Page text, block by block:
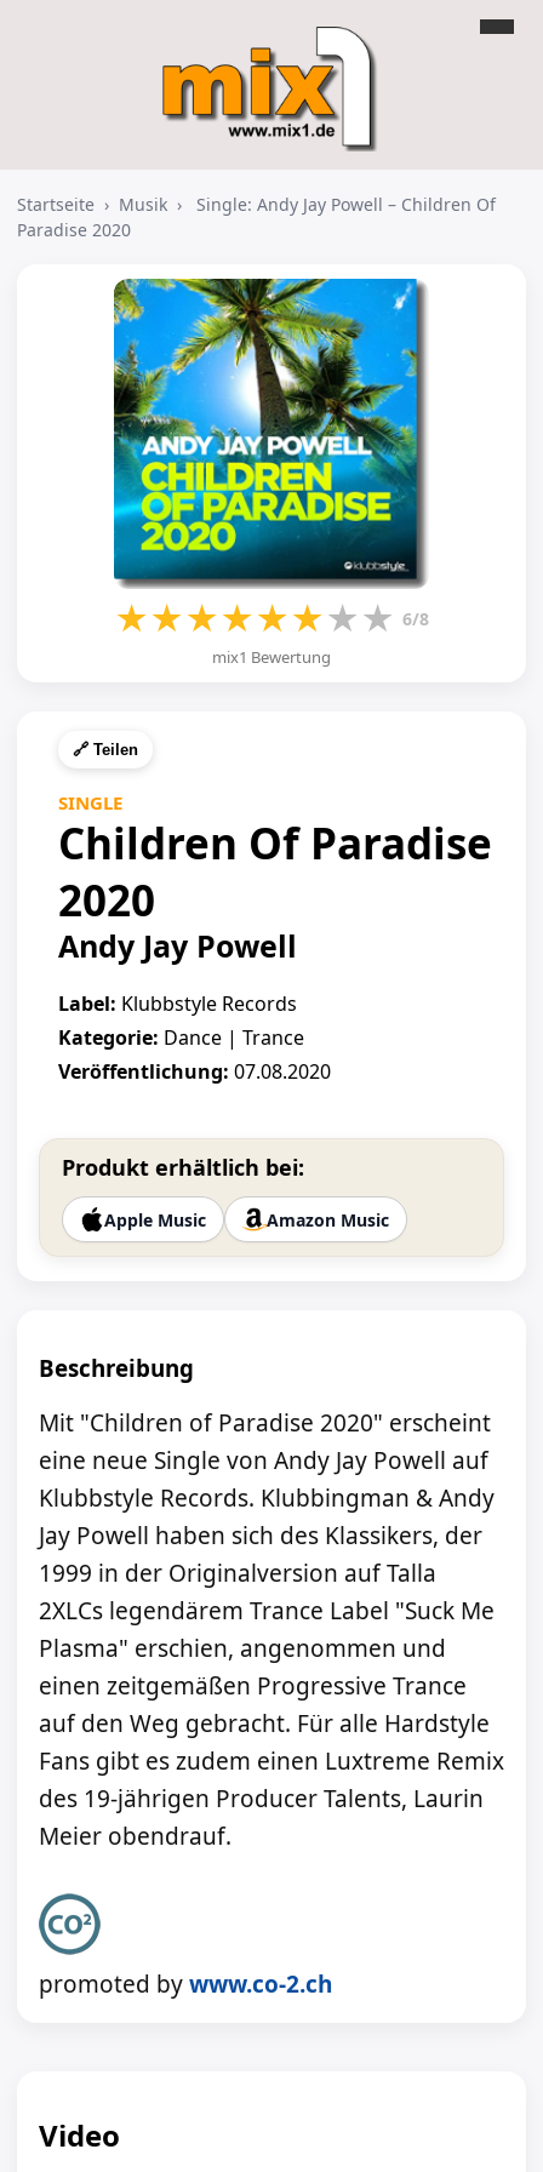
Startseite › Musik ›
Single: Andy Jay Powell – Children Of
Paradise 2020
★★★★★★★★ 6/8
mix1 Bewertung
🔗 Teilen
SINGLE
Children Of Paradise
2020
Andy Jay Powell
Label: Klubbstyle Records
Kategorie: Dance | Trance
Veröffentlichung: 07.08.2020
Produkt erhältlich bei:
Apple Music Amazon Music
Beschreibung
Mit "Children of Paradise 2020" erscheint
eine neue Single von Andy Jay Powell auf
Klubbstyle Records. Klubbingman & Andy
Jay Powell haben sich des Klassikers, der
1999 in der Originalversion auf Talla
2XLCs legendärem Trance Label "Suck Me
Plasma" erschien, angenommen und
einen zeitgemäßen Progressive Trance
auf den Weg gebracht. Für alle Hardstyle
Fans gibt es zudem einen Luxtreme Remix
des 19-jährigen Producer Talents, Laurin
Meier obendrauf.
promoted bywww.co-2.ch
Video